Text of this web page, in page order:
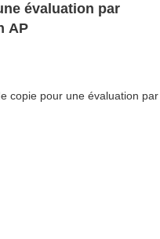
évaluation par
AP